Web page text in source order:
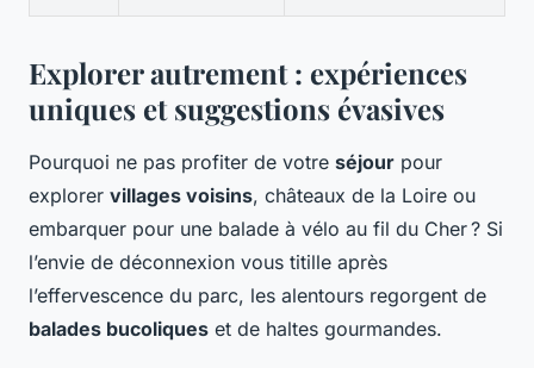
Explorer autrement : expériences
uniques et suggestions évasives
Pourquoi ne pas profiter de votre séjour pour
explorer villages voisins, châteaux de la Loire ou
embarquer pour une balade à vélo au fil du Cher ? Si
l’envie de déconnexion vous titille après
l’effervescence du parc, les alentours regorgent de
balades bucoliques et de haltes gourmandes.